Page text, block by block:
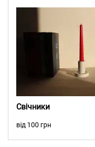
Свічники
від 100 грн